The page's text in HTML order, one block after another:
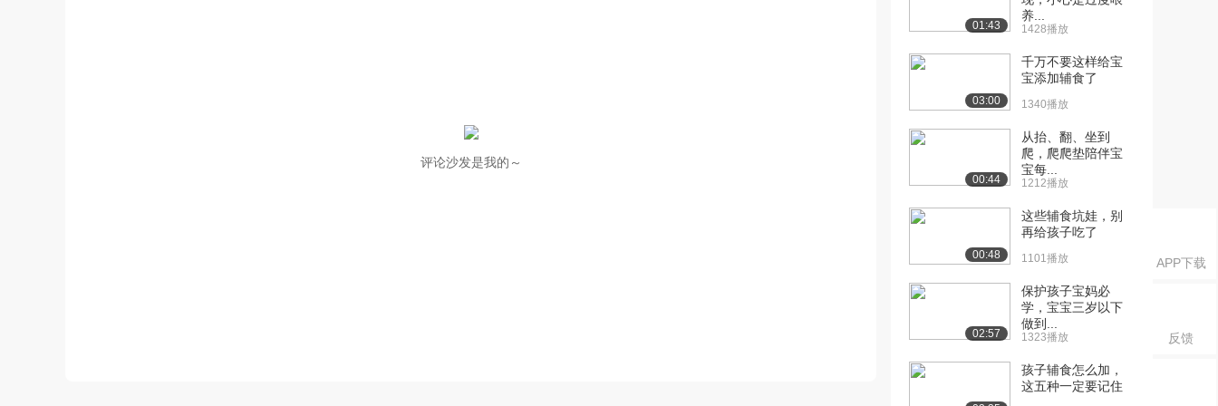
APP下载
反馈
评论沙发是我的～
01:43
养...
1428播放
03:00
千万不要这样给宝
宝添加辅食了
1340播放
00:44
从抬、翻、坐到
爬，爬爬垫陪伴宝
宝每...
1212播放
00:48
这些辅食坑娃，别
再给孩子吃了
1101播放
02:57
保护孩子宝妈必
学，宝宝三岁以下
做到...
1323播放
孩子辅食怎么加，
这五种一定要记住